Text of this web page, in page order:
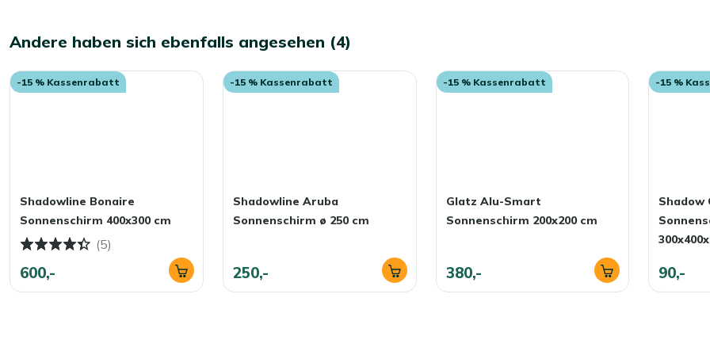
Andere haben sich ebenfalls angesehen (4)
-15 % Kassenrabatt
Shadowline Bonaire
Sonnenschirm 400x300 cm
(5)
600,-
-15 % Kassenrabatt
Shadowline Aruba
Sonnenschirm ø 250 cm
250,-
-15 % Kassenrabatt
Glatz Alu-Smart
Sonnenschirm 200x200 cm
380,-
-15 %
Shadow
90,-